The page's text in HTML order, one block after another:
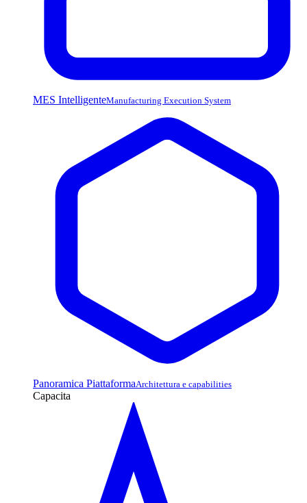
MES IntelligenteManufacturing Execution System
Panoramica PiattaformaArchitettura e capabilities
Capacita